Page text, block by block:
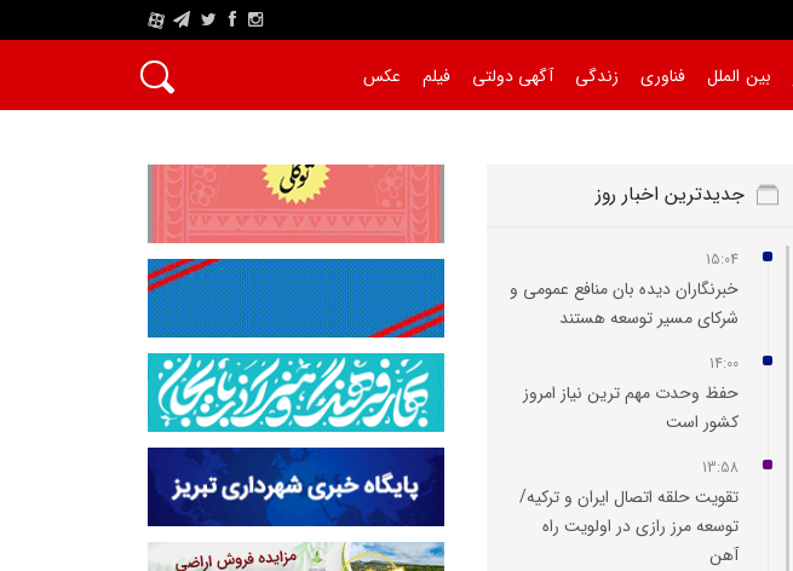
A
بین الملل فناوری زندگی آگهی دولتی فیلم عکس
جدیدترین اخبار روز
15:04
خبرنگاران دیده‌ بان منافع عمومی و
شرکای مسیر توسعه هستند
14:00
حفظ وحدت مهم‌ ترین نیاز امروز
کشور است
13:58
تقویت حلقه اتصال ایران و ترکیه/
توسعه مرز رازی در اولویت راه‌
آهن